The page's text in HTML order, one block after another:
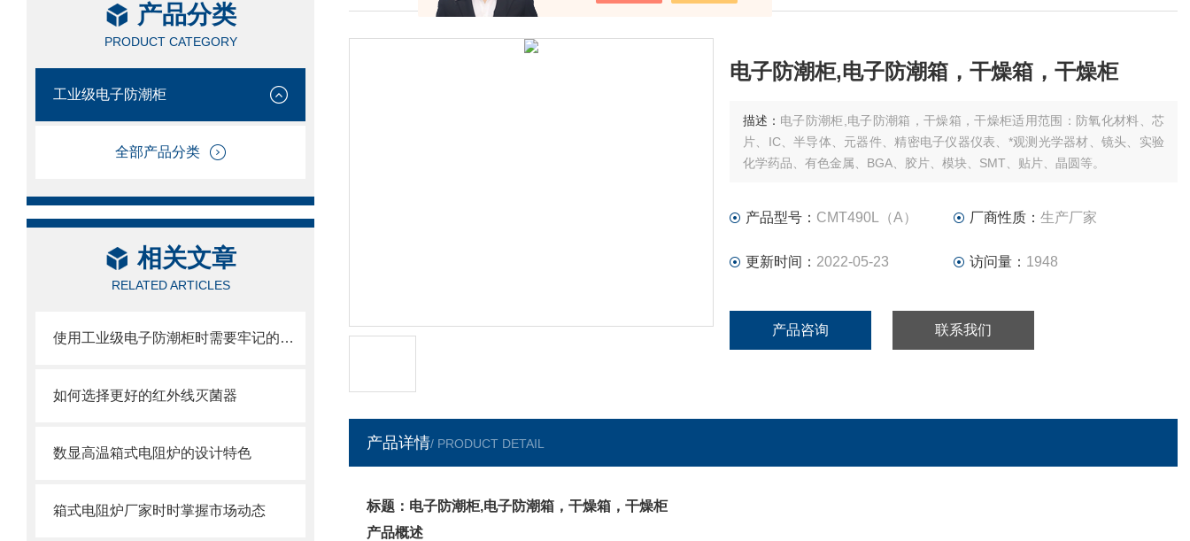
产品分类
PRODUCT CATEGORY
工业级电子防潮柜
全部产品分类
相关文章
RELATED ARTICLES
使用工业级电子防潮柜时需要牢记的一些要素
如何选择更好的红外线灭菌器
数显高温箱式电阻炉的设计特色
箱式电阻炉厂家时时掌握市场动态
/ PRODUCTS CENTER
电子防潮柜,电子防潮箱，干燥箱，干燥柜
描述： 电子防潮柜,电子防潮箱，干燥箱，干燥柜适用范围：防氧化材料、芯
片、IC、半导体、元器件、精密电子仪器仪表、*观测光学器材、镜头、实验
化学药品、有色金属、BGA、胶片、模块、SMT、贴片、晶圆等。
产品型号： CMT490L（A） 厂商性质： 生产厂家
更新时间： 2022-05-23 访问量： 1948
产品咨询 联系我们
产品详情/ PRODUCT DETAIL
标题：电子防潮柜,电子防潮箱，干燥箱，干燥柜
产品概述